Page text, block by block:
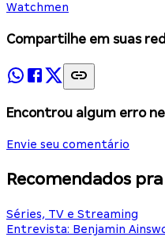
Watchmen
Compartilhe em suas
Encontrou algum erro
Envie seu comentário
Recomendados
Séries, TV e Streaming
Entrevista: Benjamin